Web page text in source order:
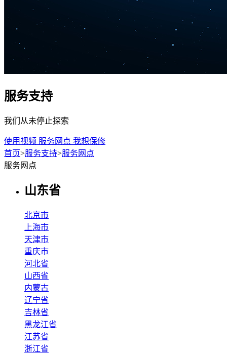
服务支持
我们从未停止探索
使用视频 服务网点 我想保修
首页>服务支持>服务网点
服务网点
山东省
北京市
上海市
天津市
重庆市
河北省
山西省
内蒙古
辽宁省
吉林省
黑龙江省
江苏省
浙江省